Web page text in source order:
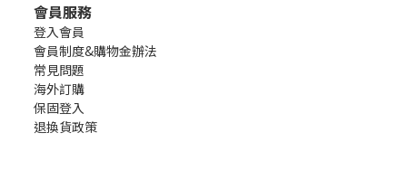
會員服務
登入會員
會員制度&購物金辦法
常見問題
海外訂購
保固登入
退換貨政策